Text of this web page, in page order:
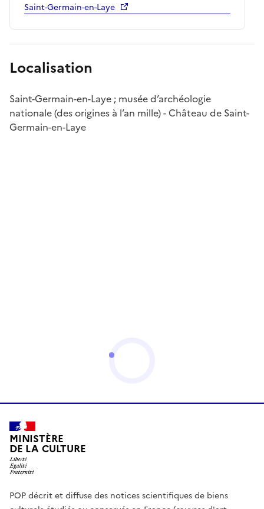
Saint-Germain-en-Laye
Localisation
Saint-Germain-en-Laye ; musée d’archéologie
nationale (des origines à l’an mille) - Château de Saint-
Germain-en-Laye
MINISTÈRE
DE LA CULTURE
POP décrit et diffuse des notices scientifiques de biens